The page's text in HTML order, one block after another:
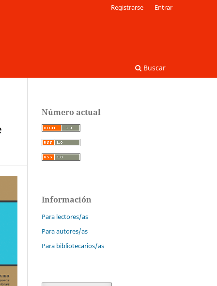
Buscar
Registrarse Entrar
Número actual
Información
Para lectores/as
Para autores/as
Para bibliotecarios/as